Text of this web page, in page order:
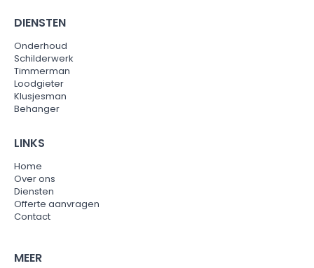
DIENSTEN
Onderhoud
Schilderwerk
Timmerman
Loodgieter
Klusjesman
Behanger
LINKS
Home
Over ons
Diensten
Offerte aanvragen
Contact
MEER